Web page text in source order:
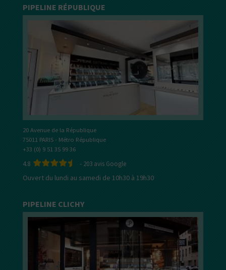
PIPELINE RÉPUBLIQUE
20 Avenue de la République
75011 PARIS - Métro République
+33 (0) 9 51 35 99 36
4.8 - 203 avis Google
Ouvert du lundi au samedi de 10h30 à 19h30
PIPELINE CLICHY